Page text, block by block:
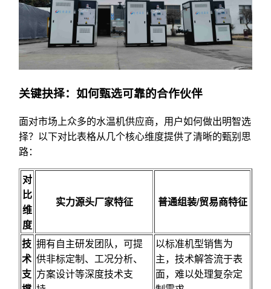
关键抉择：如何甄选可靠的合作伙伴
面对市场上众多的水温机供应商，用户如何做出明智选
择？以下对比表格从几个核心维度提供了清晰的甄别思
路：
对
比
维
度
实力源头厂家特征 普通组装/贸易商特征
技
术
支
拥有自主研发团队，可提
供非标定制、工况分析、
方案设计等深度技术支
以标准机型销售为
主，技术解答流于表
面，难以处理复杂定